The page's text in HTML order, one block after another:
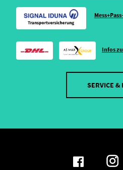
Infos
SERVICE &